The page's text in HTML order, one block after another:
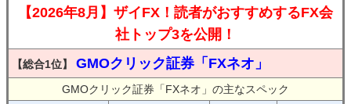
【2026年8月】ザイFX！読者がおすすめするFX会
社トップ3を公開！
【総合1位】 GMOクリック証券「FXネオ」
GMOクリック証券「FXネオ」の主なスペック